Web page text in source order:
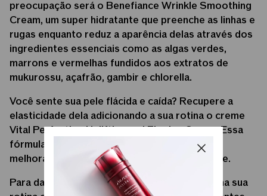
preocupação será o Benefiance Wrinkle Smoothing
Cream, um super hidratante que preenche as linhas e
rugas enquanto reduz a aparência delas através dos
ingredientes essenciais como as algas verdes,
marrons e vermelhas fundidos aos extratos de
mukurossu, açafrão, gambir e chlorella.
Você sente sua pele flácida e caída? Recupere a
elasticidade dela adicionando a sua rotina o creme
Vital Perfection Uplifting and Firming Cream. Essa
fórmula firma e levanta rapidamente a pele,
melhorando a aparência das rugas e opacidade.
Para dar um boost à saúde da sua pele insira na sua